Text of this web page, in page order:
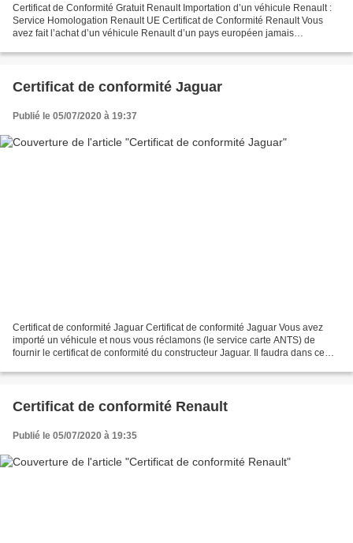
Certificat de Conformité Gratuit Renault Importation d’un véhicule Renault :
Service Homologation Renault UE Certificat de Conformité Renault Vous
avez fait l’achat d’un véhicule Renault d’un pays européen jamais
Certificat de conformité Jaguar
Publié le 05/07/2020 à 19:37
Certificat de conformité Jaguar Certificat de conformité Jaguar Vous avez
importé un véhicule et nous vous réclamons (le service carte ANTS) de
fournir le certificat de conformité du constructeur Jaguar. Il faudra dans ce
Certificat de conformité Renault
Publié le 05/07/2020 à 19:35